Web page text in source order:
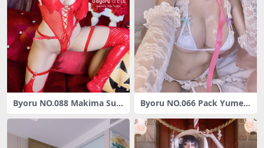
Byoru NO.088 Makima Suc
Byoru NO.066 Pack Yume